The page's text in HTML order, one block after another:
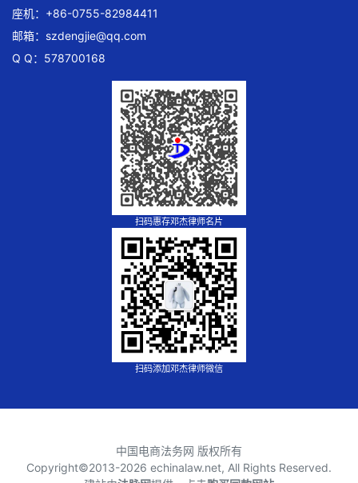
座机：+86-0755-82984411
邮箱： szdengjie@qq.com
Q Q：578700168
扫码惠存邓杰律师名片
扫码添加邓杰律师微信
中国电商法务网 版权所有
Copyright©2013-2026 echinalaw.net, All Rights Reserved.